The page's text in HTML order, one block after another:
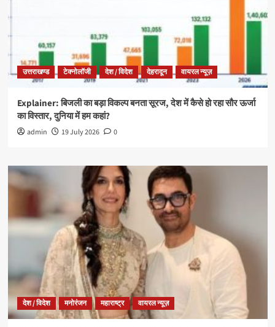
उत्तराखण्ड टेक्नोलॉजी देश / विदेश देहरादून वायरल न्यूज़
Explainer: बिजली का बड़ा विकल्प बनता सूरज, देश में कैसे हो रहा सौर ऊर्जा
का विस्तार, दुनिया में हम कहां?
admin 19 July 2026 0
देश / विदेश मनोरंजन महाराष्ट्र वायरल न्यूज़